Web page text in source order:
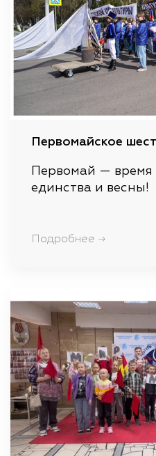
Первомайское
Первомай — время
единства и весны!
Подробнее →